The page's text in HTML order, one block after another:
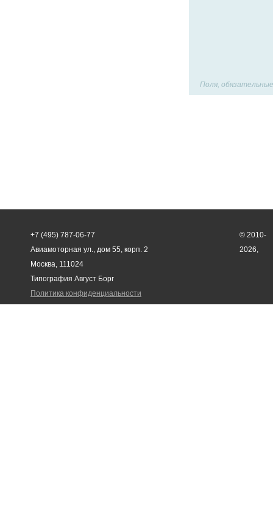
Поля,
+7 (495) 787-06-77
Авиамоторная ул., дом 55, корп. 2
Москва, 111024
© 2010-
2026,
Типография Август Борг
Политика конфиденциальности